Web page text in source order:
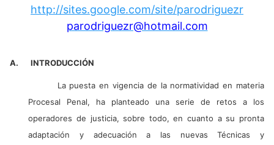
http://sites.google.com/site/parodriguezr
parodriguezr@hotmail.com
A. INTRODUCCIÓN
La puesta en vigencia de la normatividad en materia
Procesal Penal, ha planteado una serie de retos a los
operadores de justicia, sobre todo, en cuanto a su pronta
adaptación y adecuación a las nuevas Técnicas y